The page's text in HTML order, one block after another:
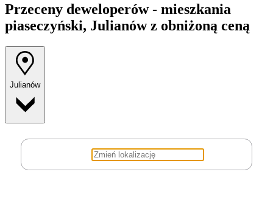
Przeceny deweloperów - mieszkania
piaseczyński, Julianów z obniżoną ceną
Julianów